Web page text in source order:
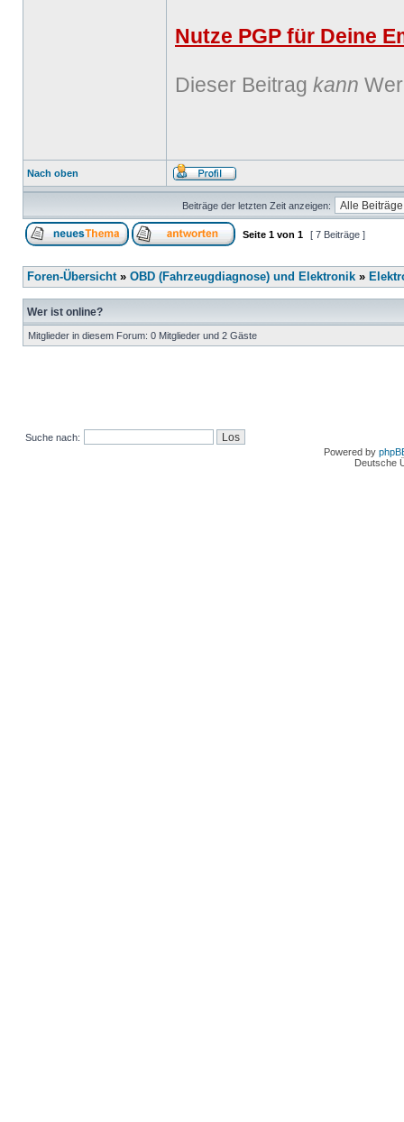
Nutze PGP für Deine
Dieser Beitrag kann
Nach oben
Beiträge der letzten Zeit anzeigen:
Seite 1 von 1 [ 7 Beiträge ]
Foren-Übersicht» OBD (Fahrzeugdiagnose) und Elektronik »
Wer ist online?
Mitglieder in diesem Forum: 0 Mitglieder und 2 Gäste
Suche nach:
Powered by
Deutsche